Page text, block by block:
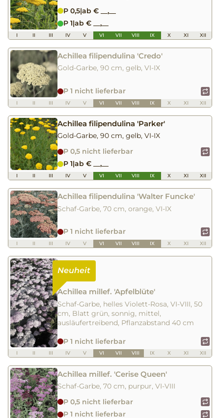
P 0,5|ab € __,__
P 1|ab € __,__
I II III IV V VI VII VIII IX X XI XII
Achillea filipendulina 'Credo'
Gold-Garbe, 90 cm, gelb, VI-IX
P 1 nicht lieferbar
I II III IV V VI VII VIII IX X XI XII
Achillea filipendulina 'Parker'
Gold-Garbe, 90 cm, gelb, VI-IX
P 0,5 nicht lieferbar
P 1|ab € __,__
I II III IV V VI VII VIII IX X XI XII
Achillea filipendulina 'Walter Funcke'
Schaf-Garbe, 70 cm, orange, VI-IX
P 1 nicht lieferbar
I II III IV V VI VII VIII IX X XI XII
Achillea millef. 'Apfelblüte'
Schaf-Garbe, helles Violett-Rosa, VI-VIII, 50
cm, Blatt grün, sonnig, mittel,
ausläufertreibend, Pflanzabstand 40 cm
P 1 nicht lieferbar
I II III IV V VI VII VIII IX X XI XII
Achillea millef. 'Cerise Queen'
Schaf-Garbe, 70 cm, purpur, VI-VIII
P 0,5 nicht lieferbar
P 1 nicht lieferbar